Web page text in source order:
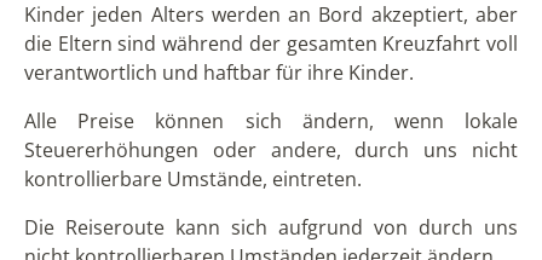
Kinder jeden Alters werden an Bord akzeptiert, aber
die Eltern sind während der gesamten Kreuzfahrt voll
verantwortlich und haftbar für ihre Kinder.
Alle Preise können sich ändern, wenn lokale
Steuererhöhungen oder andere, durch uns nicht
kontrollierbare Umstände, eintreten.
Die Reiseroute kann sich aufgrund von durch uns